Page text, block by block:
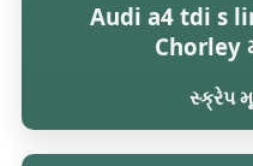
Audi a4 tdi s
Chorley
સ્ક્રેપ